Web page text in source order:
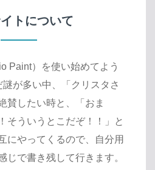
トについて
Paint）を使い始めてよう
が多い中、「クリスタさ
賛したい時と、「おま
そういうとこだぞ！！」と
にやってくるので、自分用
じで書き残して行きます。